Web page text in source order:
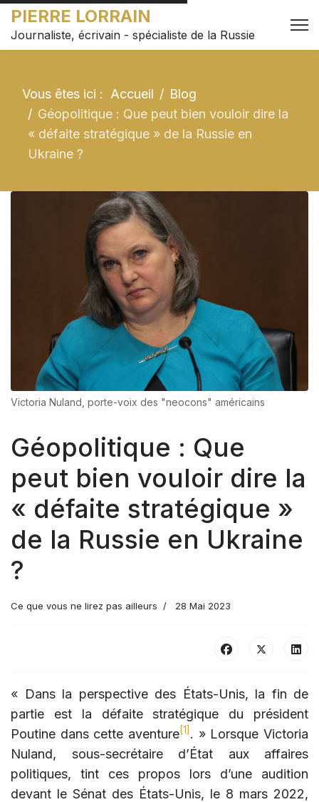
PIERRE LORRAIN
Journaliste, écrivain - spécialiste de la Russie
Vous êtes ici : Accueil
Blog
Géopolitique : Que peut bien vouloir dire la
« défaite stratégique » de la Russie en
Ukraine ?
Victoria Nuland, porte-voix des "neocons" américains
Géopolitique : Que
peut bien vouloir dire la
« défaite stratégique »
de la Russie en Ukraine
?
Ce que vous ne lirez pas ailleurs 28 Mai 2023
« Dans la perspective des États-Unis, la fin de
partie est la défaite stratégique du président
Poutine dans cette aventure[1] . » Lorsque Victoria
Nuland, sous-secrétaire d’État aux affaires
politiques, tint ces propos lors d’une audition
devant le Sénat des États-Unis, le 8 mars 2022,